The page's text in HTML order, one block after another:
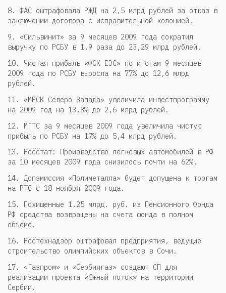
8. ФАС оштрафовала РЖД на 2,5 млрд рублей за отказ в
заключении договора с исправительной колонией.
9. «Сильвинит» за 9 месяцев 2009 года сократил
выручку по РСБУ в 1,9 раза до 23,29 млрд рублей.
10. Чистая прибыль «ФСК ЕЭС» по итогам 9 месяцев
2009 года по РСБУ выросла на 77% до 12,6 млрд
рублей.
11. «МРСК Северо-Запада» увеличила инвестпрограмму
на 2009 год на 13,3% до 2,6 млрд рублей.
12. МГТС за 9 месяцев 2009 года увеличила чистую
прибыль по РСБУ на 17% до 5,4 млрд рублей.
13. Росстат: Производство легковых автомобилей в РФ
за 10 месяцев 2009 года снизилось почти на 62%.
14. Допэмиссия «Полиметалла» будет допущена к торгам
на РТС с 18 ноября 2009 года.
15. Похищенные 1,25 млрд. руб. из Пенсионного Фонда
РФ средства возвращены на счета фонда в полном
объеме.
16. Ростехнадзор оштрафовал предприятия, ведущие
строительство олимпийских объектов в Сочи.
17. «Газпром» и «Сербиягаз» создают СП для
реализации проекта «Южный поток» на территории
Сербии.